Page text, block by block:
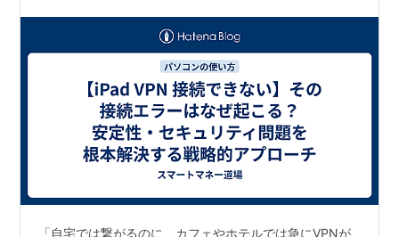
「自宅では繋がるのに、カフェやホテルでは急にVPNが